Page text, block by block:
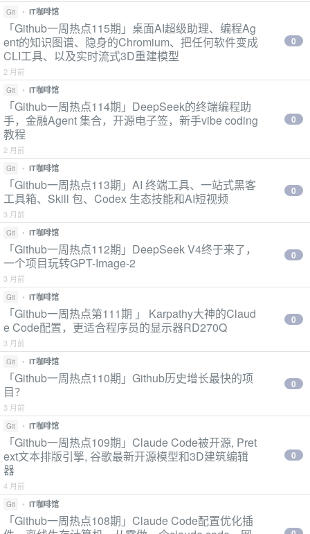
Git • IT咖啡馆
「Github一周热点115期」桌面AI超级助理、编程Ag
ent的知识图谱、隐身的Chromium、把任何软件变成
CLI工具、以及实时流式3D重建模型
2 月前
0
Git • IT咖啡馆
「Github一周热点114期」DeepSeek的终端编程助
手，金融Agent 集合，开源电子签，新手vibe coding
教程
2 月前
0
Git • IT咖啡馆
「Github一周热点113期」AI 终端工具、一站式黑客
工具箱、Skill 包、Codex 生态技能和AI短视频
3 月前
0
Git • IT咖啡馆
「Github一周热点112期」DeepSeek V4终于来了，
一个项目玩转GPT-Image-2
3 月前
0
Git • IT咖啡馆
「Github一周热点第111期 」 Karpathy大神的Claud
e Code配置，更适合程序员的显示器RD270Q
3 月前
0
Git • IT咖啡馆
「Github一周热点110期」Github历史增长最快的项
目？
3 月前
0
Git • IT咖啡馆
「Github一周热点109期」Claude Code被开源, Pret
ext文本排版引擎, 谷歌最新开源模型和3D建筑编辑
器
4 月前
0
Git • IT咖啡馆
「Github一周热点108期」Claude Code配置优化插